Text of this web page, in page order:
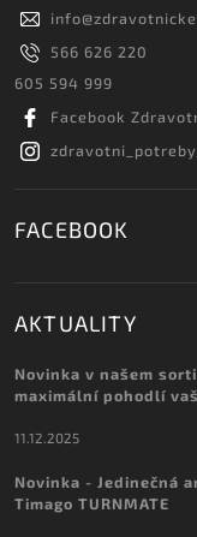
info@
566 626 220
605 594 999
Facebook
FACEBOOK
AKTUALITY
Novinka v našem
maximální pohodlí
11.12.2025
Novinka - Jedinečná
Timago TURNMATE